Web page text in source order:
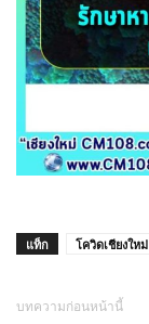
แท็ก โควิดเชียงใหม่
บทความก่อนหน้านี้